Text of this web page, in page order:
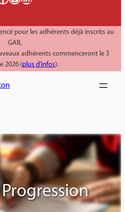
pour les adhérents déjà inscrits au
GAB,
adhérents commenceront le 3
2026 (plus d’infos).